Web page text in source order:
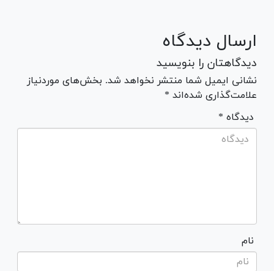
ارسال دیدگاه
دیدگاهتان را بنویسید
نشانی ایمیل شما منتشر نخواهد شد. بخش‌های موردنیاز
علامت‌گذاری شده‌اند *
* دیدگاه
نام